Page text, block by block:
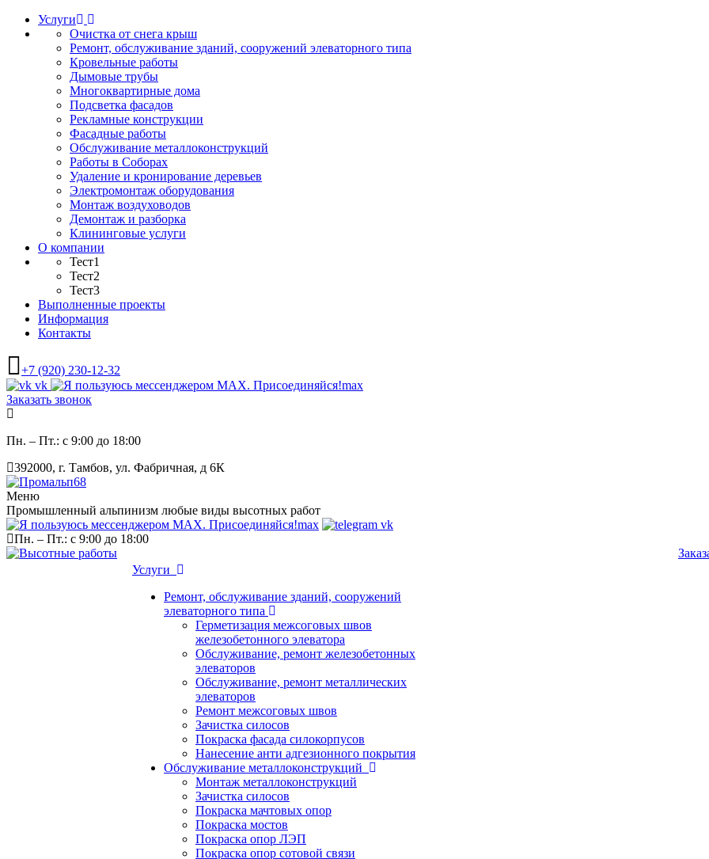
Услуги
Очистка от снега крыш
Ремонт, обслуживание зданий, сооружений элеваторного типа
Кровельные работы
Дымовые трубы
Многоквартирные дома
Подсветка фасадов
Рекламные конструкции
Фасадные работы
Обслуживание металлоконструкций
Работы в Соборах
Удаление и кронирование деревьев
Электромонтаж оборудования
Монтаж воздуховодов
Демонтаж и разборка
Клининговые услуги
О компании
Тест1
Тест2
Тест3
Выполненные проекты
Информация
Контакты
+7 (920) 230-12-32
vk
max
Заказать звонок
Пн. – Пт.: с 9:00 до 18:00
392000, г. Тамбов, ул. Фабричная, д 6К
Меню
Промышленный альпинизм любые виды высотных работ
max
vk
Пн. – Пт.: с 9:00 до 18:00
Услуги
Ремонт, обслуживание зданий, сооружений
элеваторного типа
Герметизация межсоговых швов
железобетонного элеватора
Обслуживание, ремонт железобетонных
элеваторов
Обслуживание, ремонт металлических
элеваторов
Ремонт межсоговых швов
Зачистка силосов
Покраска фасада силокорпусов
Нанесение анти адгезионного покрытия
Обслуживание металлоконструкций
Монтаж металлоконструкций
Зачистка силосов
Покраска мачтовых опор
Покраска мостов
Покраска опор ЛЭП
Покраска опор сотовой связи